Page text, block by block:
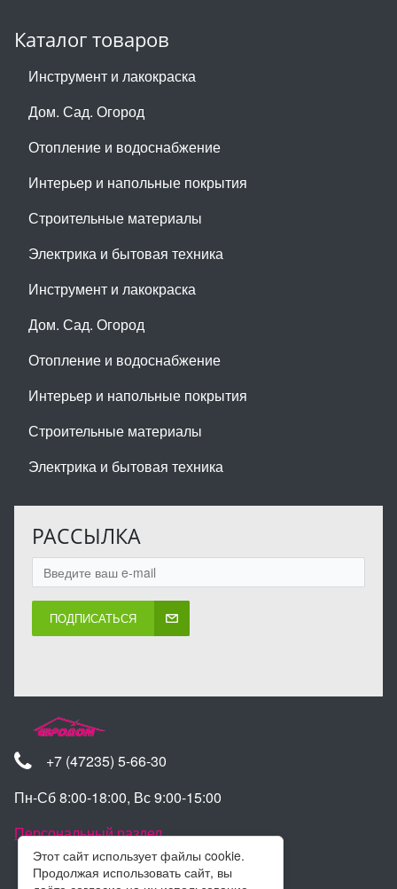
Этот сайт использует файлы cookie.
Продолжая использовать сайт, вы
Каталог товаров
Инструмент и лакокраска
Дом. Сад. Огород
Отопление и водоснабжение
Интерьер и напольные покрытия
Строительные материалы
Электрика и бытовая техника
Инструмент и лакокраска
Дом. Сад. Огород
Отопление и водоснабжение
Интерьер и напольные покрытия
Строительные материалы
Электрика и бытовая техника
РАССЫЛКА
ПОДПИСАТЬСЯ
+7 (47235) 5-66-30
Пн-Сб 8:00-18:00, Вс 9:00-15:00
Персональный раздел